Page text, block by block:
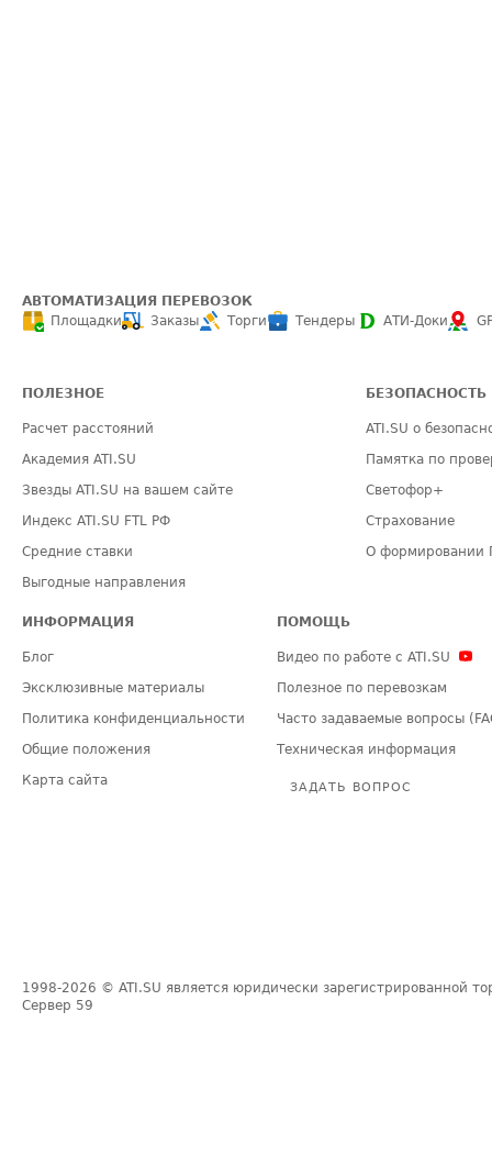
АВТОМАТИЗАЦИЯ ПЕРЕВОЗОК
Площадки
Заказы Торги Тендеры АТИ-Доки
ПОЛЕЗНОЕ
Расчет расстояний
Академия ATI.SU
Звезды ATI.SU на вашем сайте
Индекс ATI.SU FTL РФ
Средние ставки
Выгодные направления
БЕЗОПАСНОСТЬ
ATI.SU о
Памятка по
Светофор+
Страхование
О формировании
ИНФОРМАЦИЯ
Блог
Эксклюзивные материалы
Политика конфиденциальности
Общие положения
Карта сайта
ПОМОЩЬ
Видео по работе с ATI.SU
Полезное по перевозкам
Часто задаваемые вопросы
Техническая информация
ЗАДАТЬ ВОПРОС
1998-2026 © ATI.SU является юридически зарегистрированной
Сервер 59